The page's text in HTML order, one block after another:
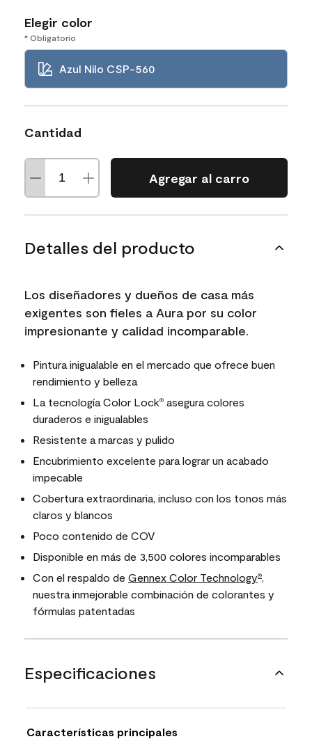
Elegir color
* Obligatorio
Azul Nilo CSP-560
Cantidad
Agregar al carro
Detalles del producto
Los diseñadores y dueños de casa más
exigentes son fieles a Aura por su color
impresionante y calidad incomparable.
Pintura inigualable en el mercado que ofrece buen
rendimiento y belleza
La tecnología Color Lock® asegura colores
duraderos e inigualables
Resistente a marcas y pulido
Encubrimiento excelente para lograr un acabado
impecable
Cobertura extraordinaria, incluso con los tonos más
claros y blancos
Poco contenido de COV
Disponible en más de 3,500 colores incomparables
Con el respaldo de Gennex Color Technology®,
nuestra inmejorable combinación de colorantes y
fórmulas patentadas
Especificaciones
Características principales